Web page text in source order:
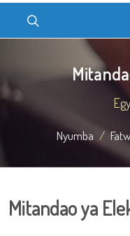
Nyumba
Mitandao ya